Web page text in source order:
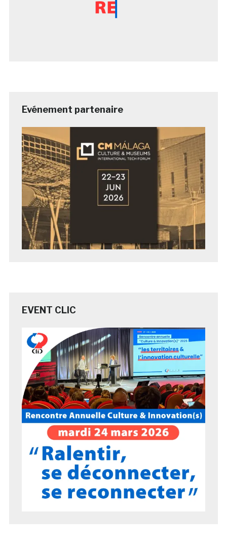
Evénement partenaire
EVENT CLIC